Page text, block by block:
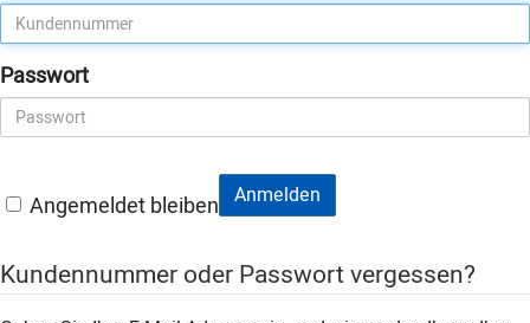
Passwort
Angemeldet bleiben Anmelden
Kundennummer oder Passwort vergessen?